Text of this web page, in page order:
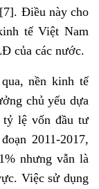
[7]. Điều này cho
tế Việt Nam
của các nước.
nền kinh tế
chủ yếu dựa
tỷ lệ vốn đầu tư
2011-2017,
nhưng vẫn là
Việc sử dụng